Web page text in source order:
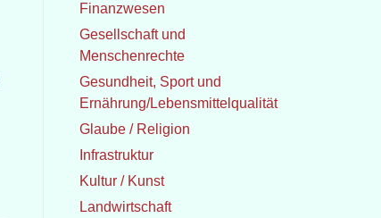
Finanzwesen
Gesellschaft und
Menschenrechte
Gesundheit, Sport und
Ernährung/Lebensmittelqualität
Glaube / Religion
Infrastruktur
Kultur / Kunst
Landwirtschaft